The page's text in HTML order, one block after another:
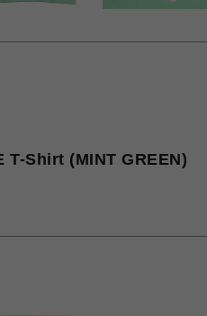
T-Shirt (MINT GREEN)